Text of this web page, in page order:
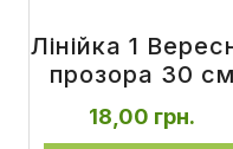
Лінійка 1
прозора 30 см
18,00 грн.